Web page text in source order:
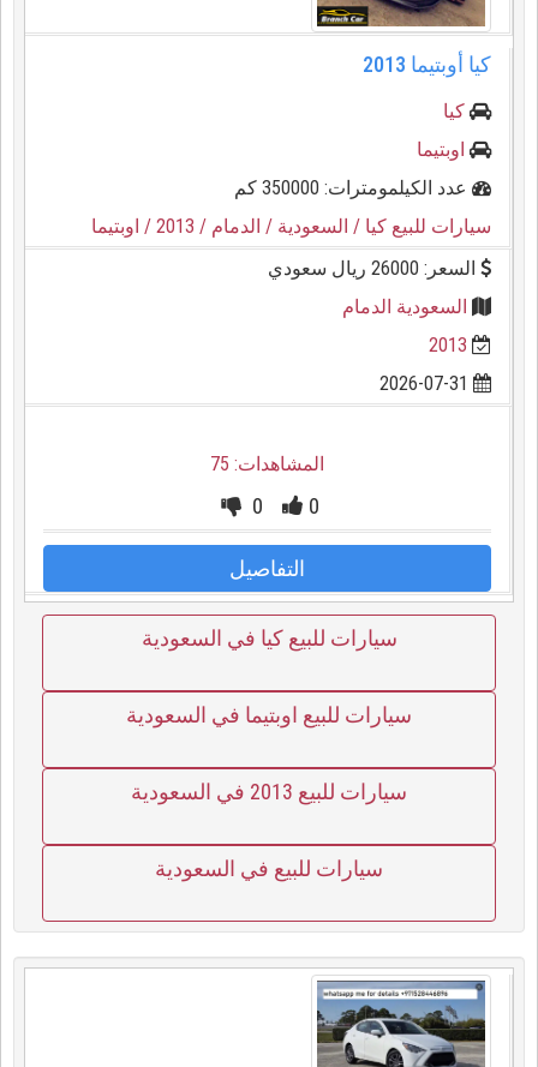
كيا أوبتيما ⁦⁦2013⁩⁩
كيا
اوبتيما
عدد الكيلمومترات: 350000 كم
سيارات للبيع كيا / السعودية / الدمام / 2013
/ اوبتيما
السعر: 26000 ريال سعودي
السعودية الدمام
2013
المشاهدات: 75
0
0
التفاصيل
سيارات للبيع كيا في السعودية
سيارات للبيع اوبتيما في السعودية
سيارات للبيع 2013 في السعودية
سيارات للبيع في السعودية